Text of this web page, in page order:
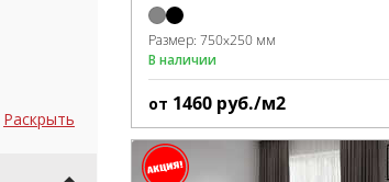
Раскрыть
Размер: 750x250 мм
В наличии
от 1460 руб./м2